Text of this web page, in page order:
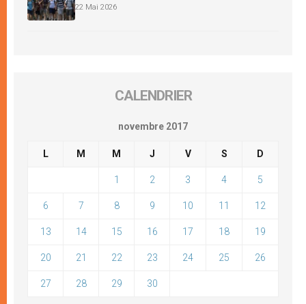
22 Mai 2026
CALENDRIER
novembre 2017
L M M J V S D
1 2 3 4 5
6 7 8 9 10 11 12
13 14 15 16 17 18 19
20 21 22 23 24 25 26
27 28 29 30